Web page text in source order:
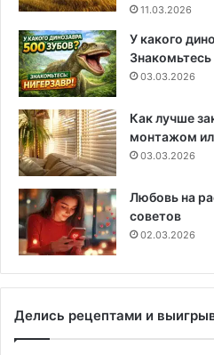
11.03.2026
У какого
Знакомьтесь
03.03.2026
Как лучше
монтажом
03.03.2026
Любовь на
советов
02.03.2026
Делись рецептами и